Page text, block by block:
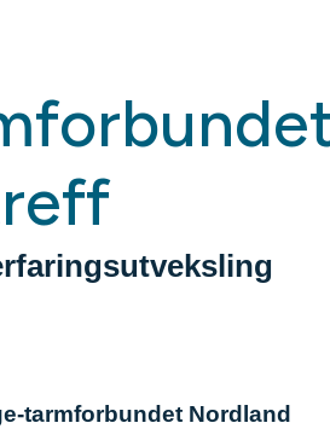
tarmforbundet Nordland